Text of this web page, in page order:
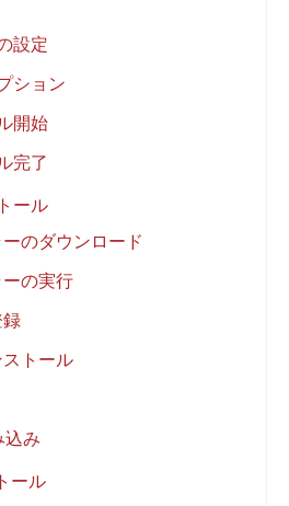
設定
ション
開始
完了
ール
のダウンロード
の実行
トール
込み
ール